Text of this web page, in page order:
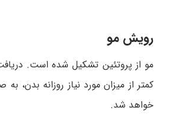
رویش مو
مو از پروتئین تشکیل شده است.
کمتر از میزان مورد نیاز روزانه
خواهد شد.